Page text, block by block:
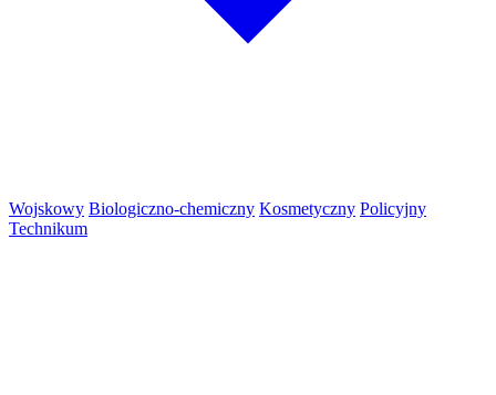
Wojskowy Biologiczno-chemiczny Kosmetyczny Policyjny
Technikum